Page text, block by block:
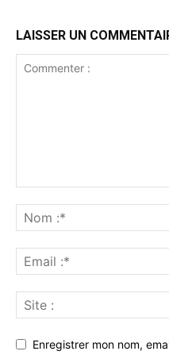
LAISSER UN
Enregistrer mon nom,